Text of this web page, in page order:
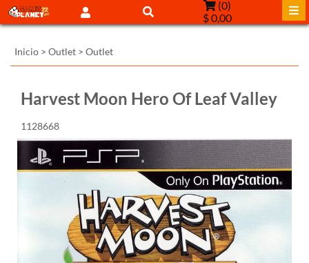
(0)
$ 0,00
Inicio > Outlet > Outlet
Harvest Moon Hero Of Leaf Valley
1128668